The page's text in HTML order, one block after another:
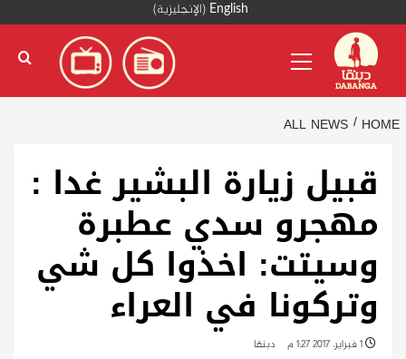
content
English
(الإنجليزية)
Menu
HOME
ALL NEWS
قبيل زيارة البشير غدا :
مهجرو سدي عطبرة
وسيتت: اخذوا كل شي
وتركونا في العراء
دبنقا